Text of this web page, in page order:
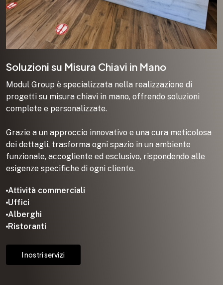
Soluzioni su Misura Chiavi in Mano
Modul Group è specializzata nella realizzazione di
progetti su misura chiavi in mano, offrendo soluzioni
complete e personalizzate.
Grazie a un approccio innovativo e una cura meticolosa
dei dettagli, trasforma ogni spazio in un ambiente
funzionale, accogliente ed esclusivo, rispondendo alle
esigenze specifiche di ogni cliente.
Attività commerciali
Uffici
Alberghi
Ristoranti
I nostri servizi